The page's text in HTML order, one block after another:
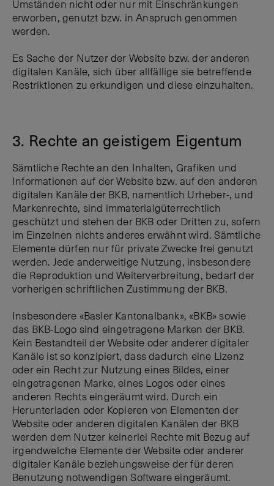
Umständen nicht oder nur mit Einschränkungen
erworben, genutzt bzw. in Anspruch genommen
werden.
Es Sache der Nutzer der Website bzw. der anderen
digitalen Kanäle, sich über allfällige sie betreffende
Restriktionen zu erkundigen und diese einzuhalten.
3. Rechte an geistigem Eigentum
Sämtliche Rechte an den Inhalten, Grafiken und
Informationen auf der Website bzw. auf den anderen
digitalen Kanäle der BKB, namentlich Urheber-, und
Markenrechte, sind immaterialgüterrechtlich
geschützt und stehen der BKB oder Dritten zu, sofern
im Einzelnen nichts anderes erwähnt wird. Sämtliche
Elemente dürfen nur für private Zwecke frei genutzt
werden. Jede anderweitige Nutzung, insbesondere
die Reproduktion und Weiterverbreitung, bedarf der
vorherigen schriftlichen Zustimmung der BKB.
Insbesondere «Basler Kantonalbank», «BKB» sowie
das BKB-Logo sind eingetragene Marken der BKB.
Kein Bestandteil der Website oder anderer digitaler
Kanäle ist so konzipiert, dass dadurch eine Lizenz
oder ein Recht zur Nutzung eines Bildes, einer
eingetragenen Marke, eines Logos oder eines
anderen Rechts eingeräumt wird. Durch ein
Herunterladen oder Kopieren von Elementen der
Website oder anderen digitalen Kanälen der BKB
werden dem Nutzer keinerlei Rechte mit Bezug auf
irgendwelche Elemente der Website oder anderer
digitaler Kanäle beziehungsweise der für deren
Benutzung notwendigen Software eingeräumt.